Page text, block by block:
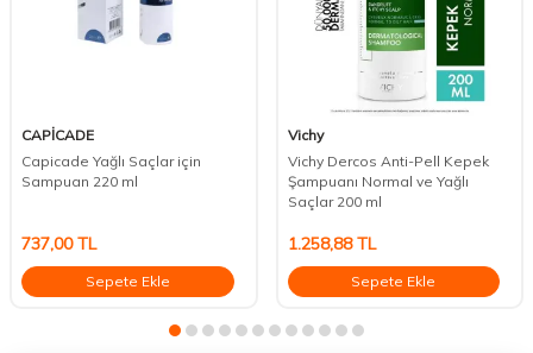
CAPİCADE
Capicade Yağlı Saçlar için
Sampuan 220 ml
737,00TL
Sepete Ekle
Vichy
Vichy Dercos Anti-Pell Kepek
Şampuanı Normal ve Yağlı
Saçlar 200 ml
1.258,88TL
Sepete Ekle